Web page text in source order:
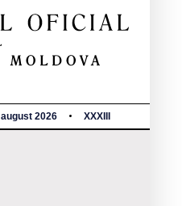
2026 XXXIII